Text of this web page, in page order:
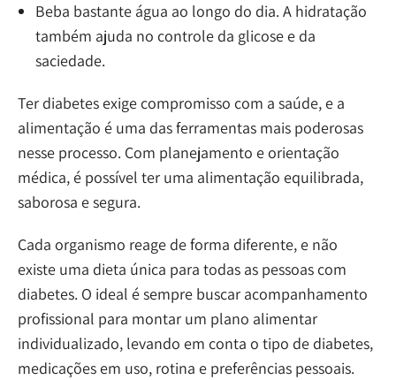
Beba bastante água ao longo do dia. A hidratação
também ajuda no controle da glicose e da
saciedade.
Ter diabetes exige compromisso com a saúde, e a
alimentação é uma das ferramentas mais poderosas
nesse processo. Com planejamento e orientação
médica, é possível ter uma alimentação equilibrada,
saborosa e segura.
Cada organismo reage de forma diferente, e não
existe uma dieta única para todas as pessoas com
diabetes. O ideal é sempre buscar acompanhamento
profissional para montar um plano alimentar
individualizado, levando em conta o tipo de diabetes,
medicações em uso, rotina e preferências pessoais.